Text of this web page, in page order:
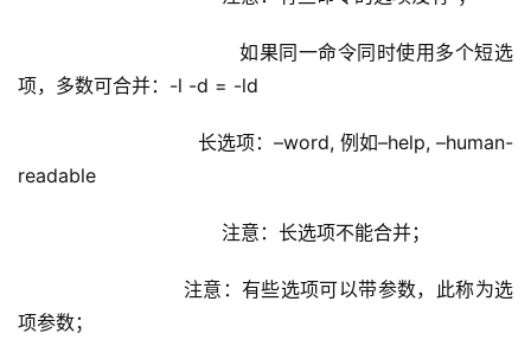
如果同一命令同时使用多个短选
项，多数可合并：-l -d = -ld
长选项：–word, 例如–help, –human-
readable
注意：长选项不能合并；
注意：有些选项可以带参数，此称为选
项参数；